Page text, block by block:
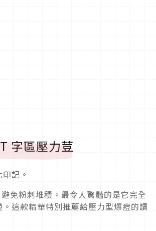
字區壓力荳
記。
免粉刺堆積。最令人驚豔的是它完全
這款精華特別推薦給壓力型爆痘的讀